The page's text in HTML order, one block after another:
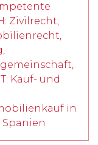
Zivilrecht,
Kauf- und
in